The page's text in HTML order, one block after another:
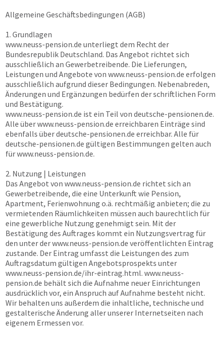
Allgemeine Geschäftsbedingungen (AGB)
1. Grundlagen
www.neuss-pension.de unterliegt dem Recht der
Bundesrepublik Deutschland. Das Angebot richtet sich
ausschließlich an Gewerbetreibende. Die Lieferungen,
Leistungen und Angebote von www.neuss-pension.de erfolgen
ausschließlich aufgrund dieser Bedingungen. Nebenabreden,
Änderungen und Ergänzungen bedürfen der schriftlichen Form
und Bestätigung.
www.neuss-pension.de ist ein Teil von deutsche-pensionen.de.
Alle überwww.neuss-pension.de erreichbaren Einträge sind
ebenfalls überdeutsche-pensionen.de erreichbar. Alle für
deutsche-pensionen.de gültigen Bestimmungen gelten auch
fürwww.neuss-pension.de.
2. Nutzung | Leistungen
Das Angebot von www.neuss-pension.de richtet sich an
Gewerbetreibende, die eine Unterkunft wie Pension,
Apartment, Ferienwohnung o.ä. rechtmäßig anbieten; die zu
vermietenden Räumlichkeiten müssen auch baurechtlich für
eine gewerbliche Nutzung genehmigt sein. Mit der
Bestätigung des Auftrages kommt ein Nutzungsvertrag für
den unter derwww.neuss-pension.de veröffentlichten Eintrag
zustande. Der Eintrag umfasst die Leistungen des zum
Auftragsdatum gültigen Angebotsprospekts unter
www.neuss-pension.de/ihr-eintrag.html. www.neuss-
pension.de behält sich die Aufnahme neuer Einrichtungen
ausdrücklich vor, ein Anspruch auf Aufnahme besteht nicht.
Wir behalten uns außerdem die inhaltliche, technische und
gestalterische Änderung aller unserer Internetseiten nach
eigenem Ermessen vor.